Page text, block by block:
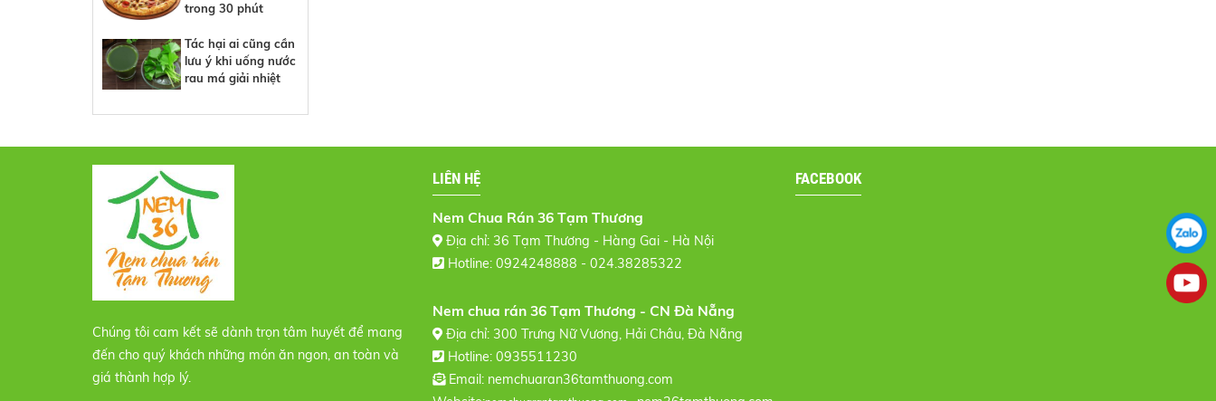
trong 30 phút
Tác hại ai cũng cần
lưu ý khi uống nước
rau má giải nhiệt
Chúng tôi cam kết sẽ dành trọn tâm huyết để mang
đến cho quý khách những món ăn ngon, an toàn và
giá thành hợp lý.
LIÊN HỆ
Nem Chua Rán 36 Tạm Thương
Địa chỉ: 36 Tạm Thương - Hàng Gai - Hà Nội
Hotline: 0924248888 - 024.38285322
Nem chua rán 36 Tạm Thương - CN Đà Nẵng
Địa chỉ: 300 Trưng Nữ Vương, Hải Châu, Đà Nẵng
Hotline: 0935511230
Email: nemchuaran36tamthuong.com
FACEBOOK